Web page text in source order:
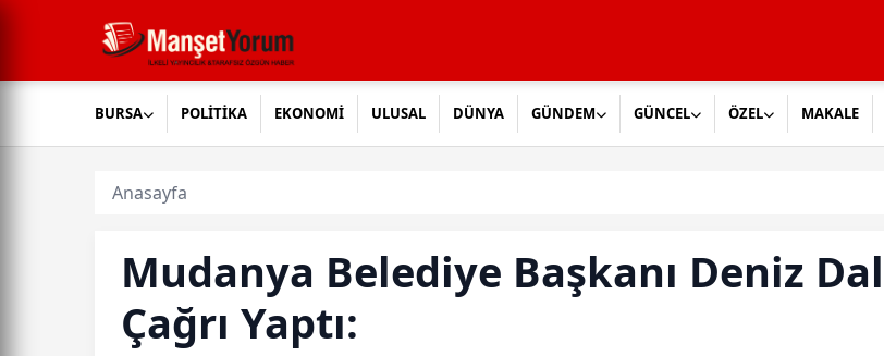
BURSA POLİTİKA EKONOMİ ULUSAL DÜNYA GÜNDEM GÜNCEL ÖZEL MAKALE
Anasayfa
Mudanya Belediye Başkanı Deniz
Çağrı Yaptı: